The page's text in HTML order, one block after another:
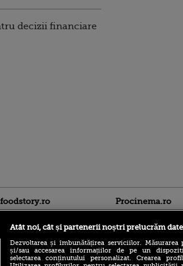
decizii financiare
foodstory.ro Procinema.ro
Atât noi, cât și partenerii noștri prelucrăm
Dezvoltarea și îmbunătățirea serviciilor. Măsurarea
și/sau accesarea informațiilor de pe un
selectarea conținutului personalizat. Crearea